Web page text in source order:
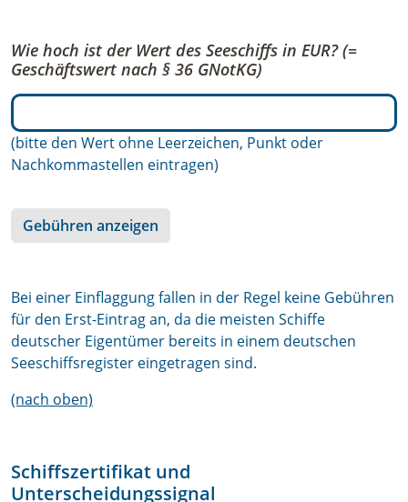
Wie hoch ist der Wert des Seeschiffs in EUR? (=
Geschäftswert nach § 36 GNotKG)
(bitte den Wert ohne Leerzeichen, Punkt oder
Nachkommastellen eintragen)
Gebühren anzeigen
Bei einer Einflaggung fallen in der Regel keine Gebühren
für den Erst-Eintrag an, da die meisten Schiffe
deutscher Eigentümer bereits in einem deutschen
Seeschiffsregister eingetragen sind.
(nach oben)
Schiffszertifikat und
Unterscheidungssignal